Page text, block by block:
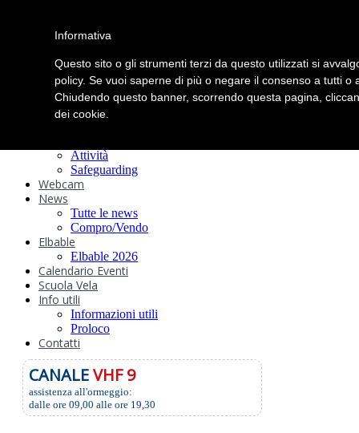
Circolo
Statuto e
Regolamenti
Storia
Attività
Safeguarding
Webcam
News
Tutte le news
Compro/Vendo
Elbable
Elbable 2026
Calendario Eventi
Scuola Vela
Info utili
Informazioni utili
Proloco
Contatti
CANALEVHF 9
assistenza all'ormeggio:
dalle ore 09,00 alle ore 19,30
Informativa
Questo sito o gli strumenti terzi da questo utilizzati si
policy. Se vuoi saperne di più o negare il consenso a tutti
Chiudendo questo banner, scorrendo questa pagina,
dei cookie.